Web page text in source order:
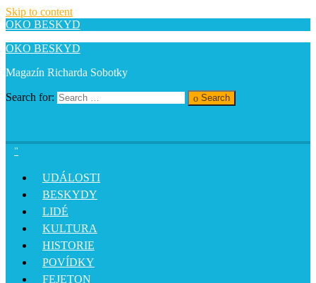
Skip to content
OKO BESKYD
OKO BESKYD
Magazín Richarda Sobotky
Search for: Search
UDÁLOSTI
BESKYDY
LIDÉ
KULTURA
HISTORIE
POVÍDKY
FEJETON